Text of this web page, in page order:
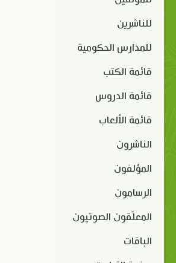
للناشرين
للمدارس الحكومية
قائمة الكتب
قائمة الدروس
قائمة الألعاب
الناشرون
المؤلفون
الرسامون
المعلّقون الصوتيون
الباقات